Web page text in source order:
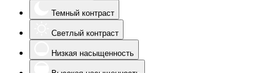
Темный контраст
Светлый контраст
Низкая насыщенность